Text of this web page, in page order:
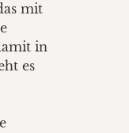
mit
in
es